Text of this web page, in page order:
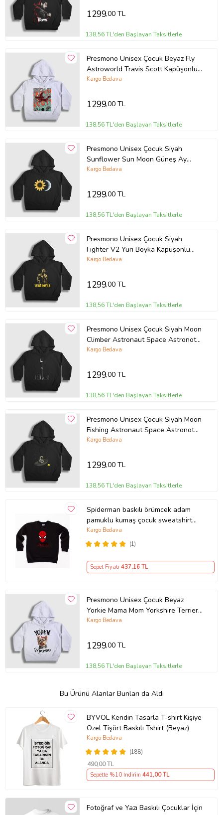
1299,00 TL
138,56 TL'den Başlayan Taksitlerle
Presmono Unisex Çocuk Beyaz Fly
Astroworld Travis Scott Kapüşonlu
Sweatshirt 42454tt
Kargo Bedava
1299,00 TL
138,56 TL'den Başlayan Taksitlerle
Presmono Unisex Çocuk Siyah
Sunflower Sun Moon Güneş Ay
Kapüşonlu Sweatshirt 413370tt
Kargo Bedava
1299,00 TL
138,56 TL'den Başlayan Taksitlerle
Presmono Unisex Çocuk Siyah
Fighter V2 Yuri Boyka Kapüşonlu
Sweatshirt 358358tt
Kargo Bedava
1299,00 TL
138,56 TL'den Başlayan Taksitlerle
Presmono Unisex Çocuk Siyah Moon
Climber Astronaut Space Astronot
Uzay Kapüşonlu Sweatshirt
Kargo Bedava
1299,00 TL
138,56 TL'den Başlayan Taksitlerle
Presmono Unisex Çocuk Siyah Moon
Fishing Astronaut Space Astronot
Uzay Kapüşonlu Sweatshirt
Kargo Bedava
1299,00 TL
138,56 TL'den Başlayan Taksitlerle
Spiderman baskılı örümcek adam
pamuklu kumaş çocuk sweatshirt
(Siyah)
(1)
Kargo Bedava
Sepet Fiyatı 437,16 TL
Presmono Unisex Çocuk Beyaz
Yorkie Mama Mom Yorkshire Terrier
Annesi Kapüşonlu Sweatshirt
Kargo Bedava
1299,00 TL
138,56 TL'den Başlayan Taksitlerle
Bu Ürünü Alanlar Bunları da Aldı
BYVOL Kendin Tasarla T-shirt Kişiye
Özel Tişört Baskılı Tshirt (Beyaz)
(188)
Kargo Bedava
490,00 TL
Sepette %10 İndirim 441,00 TL
Fotoğraf ve Yazı Baskılı Çocuklar İçin